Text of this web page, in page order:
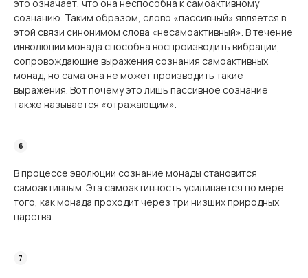
это означает, что она неспособна к самоактивному
сознанию. Таким образом, слово «пассивный» является в
этой связи синонимом слова «несамоактивный». В течение
инволюции монада способна воспроизводить вибрации,
сопровождающие выражения сознания самоактивных
монад, но сама она не может производить такие
выражения. Вот почему это лишь пассивное сознание
также называется «отражающим».
В процессе эволюции сознание монады становится
самоактивным. Эта самоактивность усиливается по мере
того, как монада проходит через три низших природных
царства.